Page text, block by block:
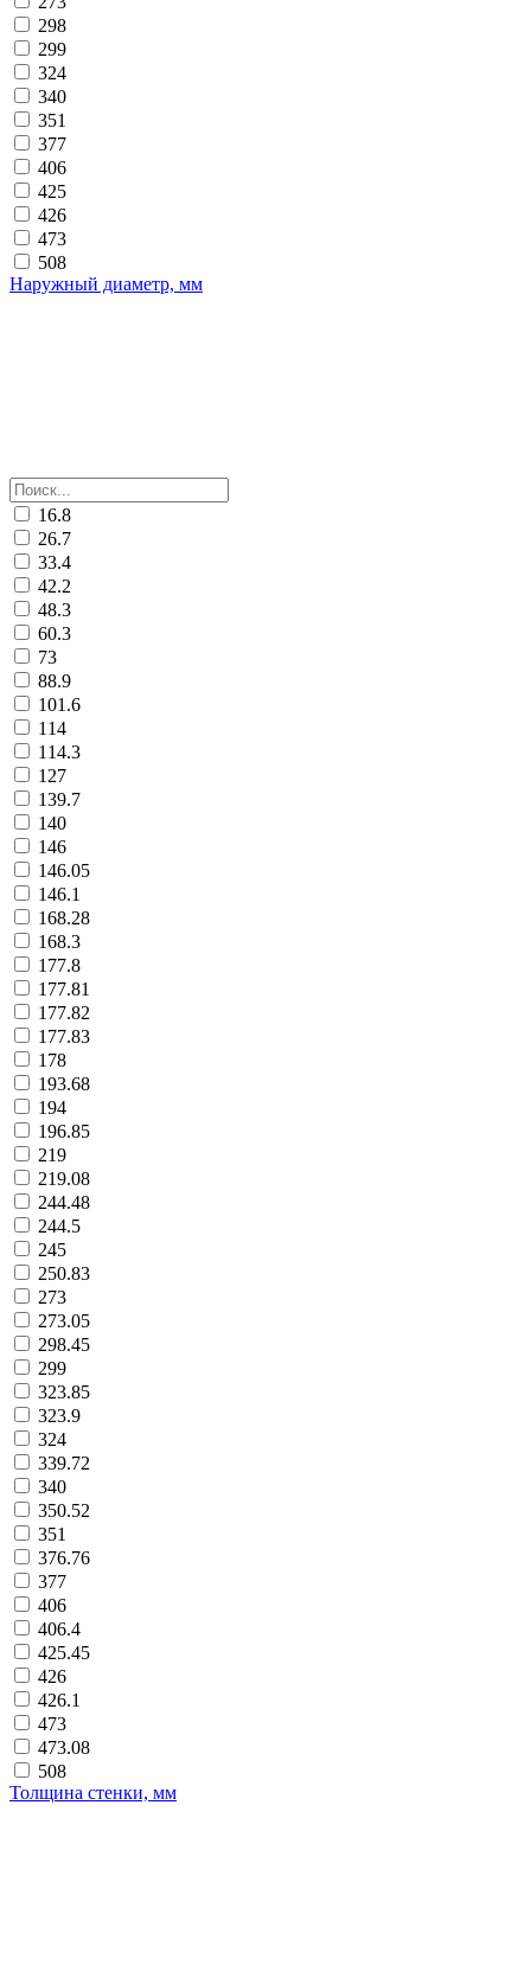
298
299
324
340
351
377
406
425
426
473
508
Наружный диаметр, мм
16.8
26.7
33.4
42.2
48.3
60.3
73
88.9
101.6
114
114.3
127
139.7
140
146
146.05
146.1
168.28
168.3
177.8
177.81
177.82
177.83
178
193.68
194
196.85
219
219.08
244.48
244.5
245
250.83
273
273.05
298.45
299
323.85
323.9
324
339.72
340
350.52
351
376.76
377
406
406.4
425.45
426
426.1
473
473.08
508
Толщина стенки, мм